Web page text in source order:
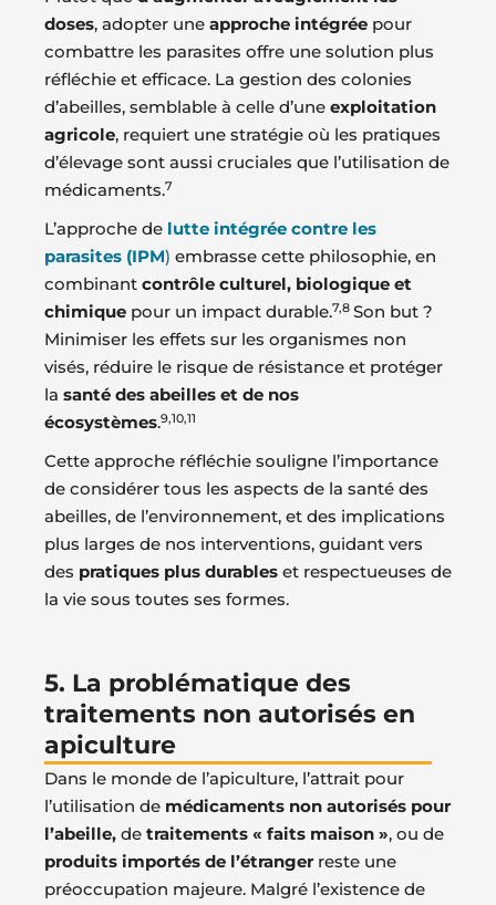
doses, adopter une approche intégrée pour
combattre les parasites offre une solution plus
réfléchie et efficace. La gestion des colonies
d’abeilles, semblable à celle d’une exploitation
agricole, requiert une stratégie où les pratiques
d’élevage sont aussi cruciales que l’utilisation de
médicaments.7
L’approche de lutte intégrée contre les
parasites (IPM) embrasse cette philosophie, en
combinant contrôle culturel, biologique et
chimique pour un impact durable.7,8 Son but ?
Minimiser les effets sur les organismes non
visés, réduire le risque de résistance et protéger
la santé des abeilles et de nos
écosystèmes.9,10,11
Cette approche réfléchie souligne l’importance
de considérer tous les aspects de la santé des
abeilles, de l’environnement, et des implications
plus larges de nos interventions, guidant vers
des pratiques plus durables et respectueuses de
la vie sous toutes ses formes.
5. La problématique des
traitements non autorisés en
apiculture
Dans le monde de l’apiculture, l’attrait pour
l’utilisation de médicaments non autorisés pour
l’abeille, de traitements « faits maison », ou de
produits importés de l’étranger reste une
préoccupation majeure. Malgré l’existence de